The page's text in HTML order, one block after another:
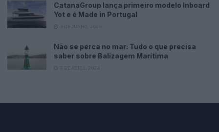
CatanaGroup lança primeiro modelo Inboard
Yot e é Made in Portugal
Não se perca no mar: Tudo o que precisa
saber sobre Balizagem Marítima